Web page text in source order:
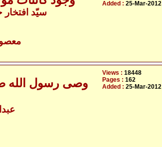
- سیّد
Added : 25-Mar-2012
وصی رسول الله
-
Views : 18448
Pages : 162
Added : 25-Mar-2012